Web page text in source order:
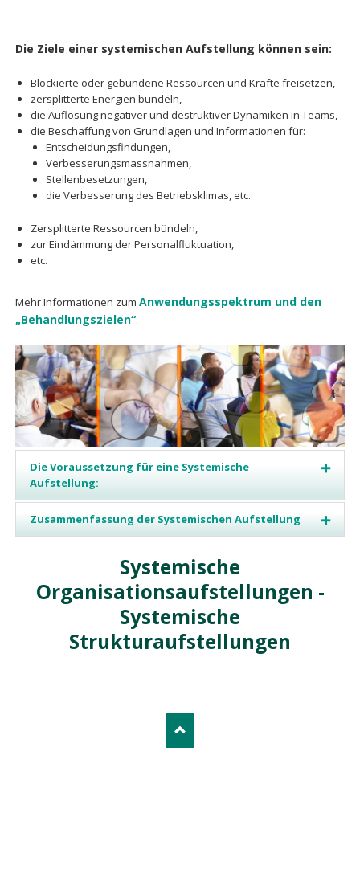
Die Ziele einer systemischen Aufstellung können sein:
Blockierte oder gebundene Ressourcen und Kräfte freisetzen,
zersplitterte Energien bündeln,
die Auflösung negativer und destruktiver Dynamiken in Teams,
die Beschaffung von Grundlagen und Informationen für:
Entscheidungsfindungen,
Verbesserungsmassnahmen,
Stellenbesetzungen,
die Verbesserung des Betriebsklimas, etc.
Zersplitterte Ressourcen bündeln,
zur Eindämmung der Personalfluktuation,
etc.
Mehr Informationen zum Anwendungsspektrum und den
„Behandlungszielen“.
Die Voraussetzung für eine Systemische
Aufstellung:
Zusammenfassung der Systemischen Aufstellung
Systemische
Organisationsaufstellungen -
Systemische
Strukturaufstellungen